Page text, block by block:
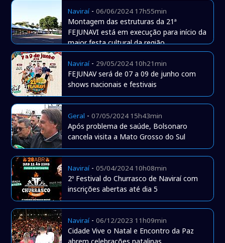
Naviraí-06/06/2024 17h55min
Montagem das estruturas da 21ª
FEJUNAVI está em execução para início da
maior festa cultural da região
Naviraí- 29/05/2024 10h21min
FEJUNAV será de 07 a 09 de junho com
shows nacionais e festivais
Geral -07/05/2024 15h43min
Após problema de saúde, Bolsonaro
cancela visita a Mato Grosso do Sul
Naviraí-05/04/2024 10h08min
2º Festival do Churrasco de Naviraí com
inscrições abertas até dia 5
Naviraí-06/12/2023 11h09min
Cidade Vive o Natal e Encontro da Paz